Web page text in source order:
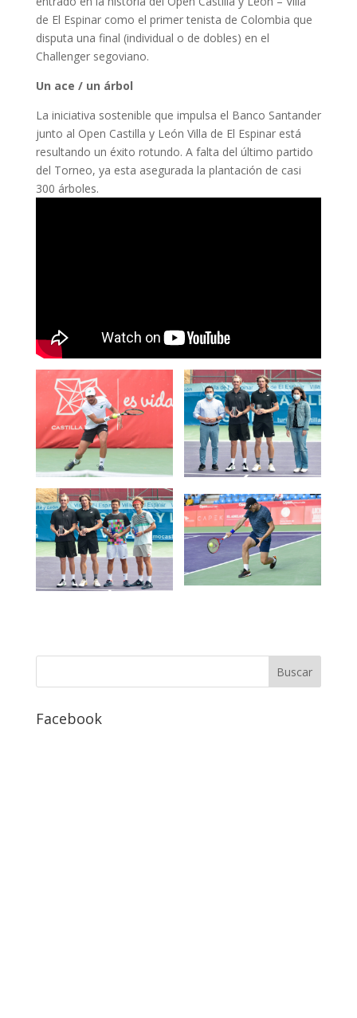
de El Espinar como el primer tenista de Colombia que
disputa una final (individual o de dobles) en el
Challenger segoviano.
Un ace / un árbol
La iniciativa sostenible que impulsa el Banco Santander
junto al Open Castilla y León Villa de El Espinar está
resultando un éxito rotundo. A falta del último partido
del Torneo, ya esta asegurada la plantación de casi
300 árboles.
Facebook